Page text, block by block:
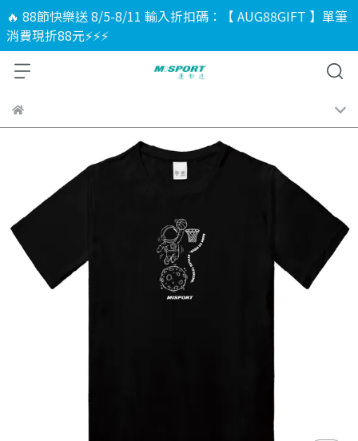
🔥 88節快樂送 8/5-8/11 輸入折扣碼：【 AUG88GIFT 】單筆
消費現折88元⚡⚡⚡